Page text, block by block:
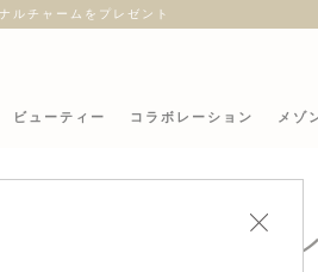
ルチャームをプレゼント
ビューティー コラボレーション メゾ
レザーサ